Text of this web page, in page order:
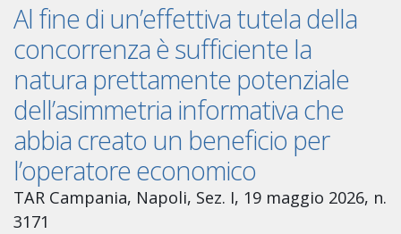
Al fine di un’effettiva tutela della
concorrenza è sufficiente la
natura prettamente potenziale
dell’asimmetria informativa che
abbia creato un beneficio per
l’operatore economico
TAR Campania, Napoli, Sez. I, 19 maggio 2026, n.
3171